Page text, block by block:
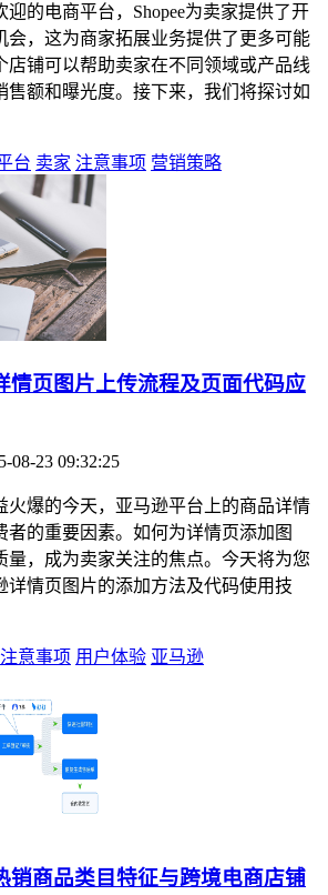
迎的电商平台，Shopee为卖家提供了开
会，这为商家拓展业务提供了更多可能
店铺可以帮助卖家在不同领域或产品线
售额和曝光度。接下来，我们将探讨如
台 卖家 注意事项 营销策略
情页图片上传流程及页面代码应
08-23 09:32:25
火爆的今天，亚马逊平台上的商品详情
者的重要因素。如何为详情页添加图
量，成为卖家关注的焦点。今天将为您
详情页图片的添加方法及代码使用技
注意事项 用户体验 亚马逊
销商品类目特征与跨境电商店铺